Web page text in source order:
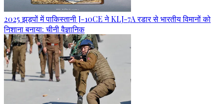
2025 झड़पों में पाकिस्तानी J-10CE ने KLJ-7A रडार से भारतीय विमानों को
निशाना बनाया: चीनी वैज्ञानिक